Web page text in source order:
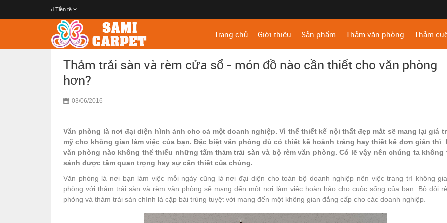
đ Tiền tệ
Trang chủ Giới thiệu Sản phẩm Thảm văn phòng Thảm
Thảm trải sàn và rèm cửa sổ - món đồ nào cần thiết cho văn phòng
hơn?
03/06/2016
Văn phòng là nơi đại diện hình ảnh cho cả một doanh nghiệp. Vì thế thiết kế nội thất đẹp mắt sẽ mang lại giá
mỹ cho không gian làm việc của bạn. Đặc biệt văn phòng dù có thiết kế hoành tráng hay thiết kế đơn giản thì
văn phòng nào không thể thiếu những tấm thảm trải sàn và bộ rèm văn phòng. Có lẽ vậy nên chúng ta không
sánh được tầm quan trọng hay sự cần thiết của chúng.
Văn phòng là nơi bạn làm việc mỗi ngày cũng là nơi đại diện cho toàn bộ doanh nghiệp nên việc trang trí không
phòng với thảm trải sàn và rèm văn phòng sẽ mang đến một nơi làm việc hoàn hảo cho cuộc sống của bạn. Bộ đôi
phòng và thảm trải sàn chính là cặp bài trùng tuyệt vời mang đến một không gian đẳng cấp cho các doanh nghiệp.